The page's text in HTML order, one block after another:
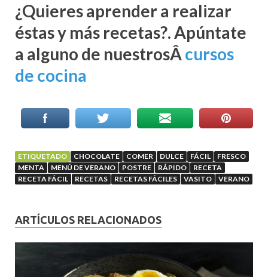
¿Quieres aprender a realizar
éstas y más recetas?. Apúntate
a alguno de nuestrosÂcursos
de cocina
ETIQUETADO CHOCOLATE COMER DULCE FÁCIL
FRESCO
MENTA
MENÚ DE VERANO POSTRE RÁPIDO
RECETA
RECETA FÁCIL
RECETAS RECETAS FÁCILES VASITO VERANO
ARTÍCULOS RELACIONADOS